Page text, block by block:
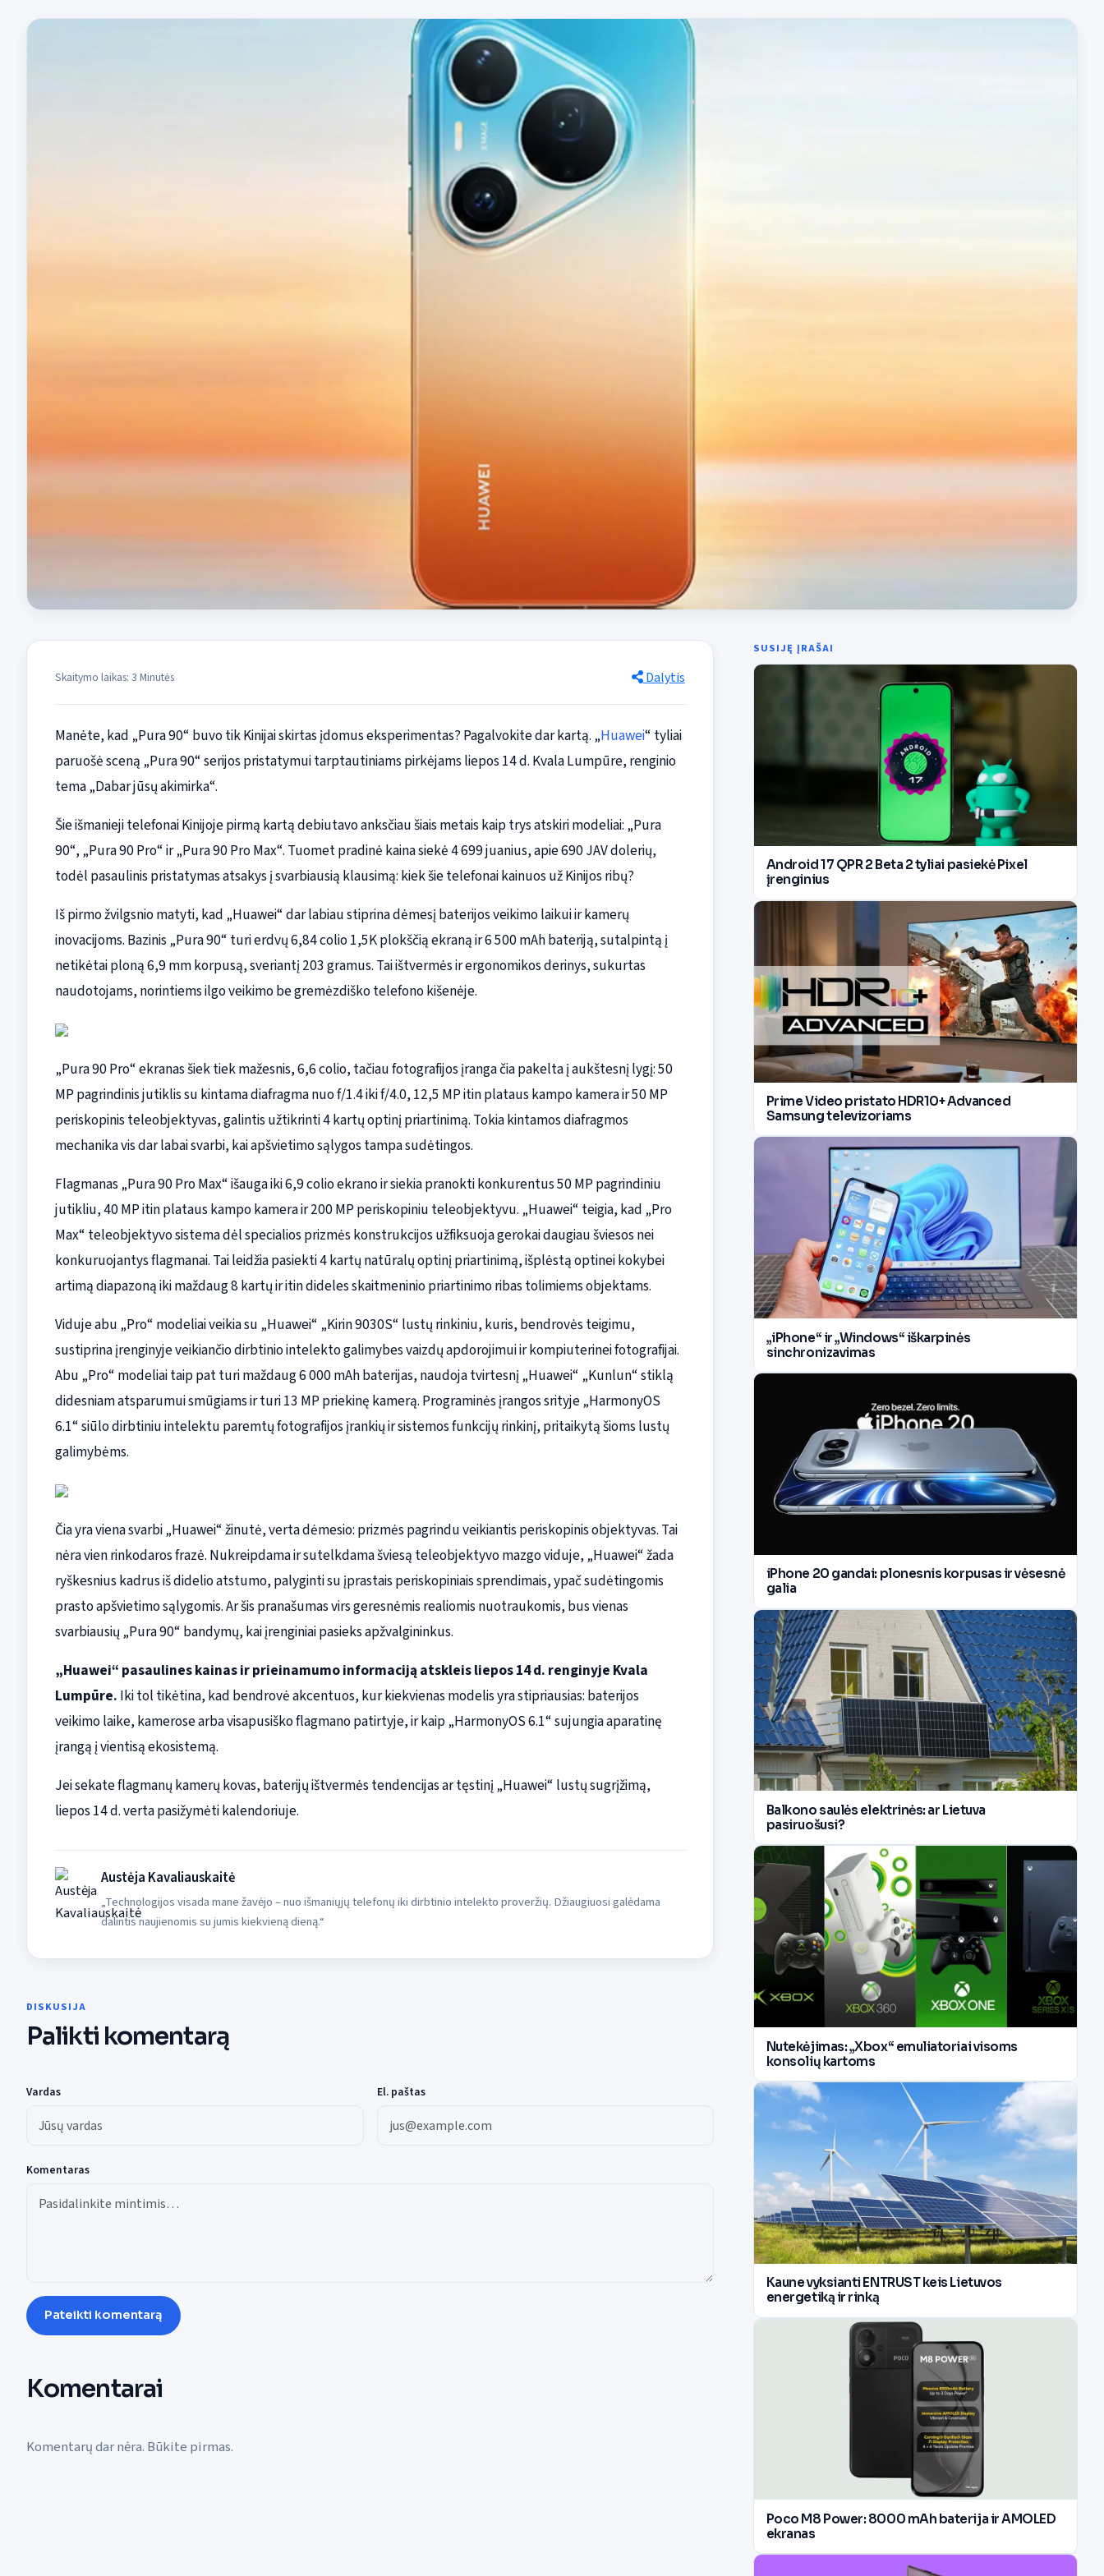
Skaitymo laikas: 3 Minutės Dalytis
Manėte, kad „Pura 90“ buvo tik Kinijai skirtas įdomus eksperimentas? Pagalvokite dar kartą. „Huawei“ tyliai
paruošė sceną „Pura 90“ serijos pristatymui tarptautiniams pirkėjams liepos 14 d. Kvala Lumpūre, renginio
tema „Dabar jūsų akimirka“.
Šie išmanieji telefonai Kinijoje pirmą kartą debiutavo anksčiau šiais metais kaip trys atskiri modeliai: „Pura
90“, „Pura 90 Pro“ ir „Pura 90 Pro Max“. Tuomet pradinė kaina siekė 4 699 juanius, apie 690 JAV dolerių,
todėl pasaulinis pristatymas atsakys į svarbiausią klausimą: kiek šie telefonai kainuos už Kinijos ribų?
Iš pirmo žvilgsnio matyti, kad „Huawei“ dar labiau stiprina dėmesį baterijos veikimo laikui ir kamerų
inovacijoms. Bazinis „Pura 90“ turi erdvų 6,84 colio 1,5K plokščią ekraną ir 6 500 mAh bateriją, sutalpintą į
netikėtai ploną 6,9 mm korpusą, sveriantį 203 gramus. Tai ištvermės ir ergonomikos derinys, sukurtas
naudotojams, norintiems ilgo veikimo be gremėzdiško telefono kišenėje.
„Pura 90 Pro“ ekranas šiek tiek mažesnis, 6,6 colio, tačiau fotografijos įranga čia pakelta į aukštesnį lygį: 50
MP pagrindinis jutiklis su kintama diafragma nuo f/1.4 iki f/4.0, 12,5 MP itin plataus kampo kamera ir 50 MP
periskopinis teleobjektyvas, galintis užtikrinti 4 kartų optinį priartinimą. Tokia kintamos diafragmos
mechanika vis dar labai svarbi, kai apšvietimo sąlygos tampa sudėtingos.
Flagmanas „Pura 90 Pro Max“ išauga iki 6,9 colio ekrano ir siekia pranokti konkurentus 50 MP pagrindiniu
jutikliu, 40 MP itin plataus kampo kamera ir 200 MP periskopiniu teleobjektyvu. „Huawei“ teigia, kad „Pro
Max“ teleobjektyvo sistema dėl specialios prizmės konstrukcijos užfiksuoja gerokai daugiau šviesos nei
konkuruojantys flagmanai. Tai leidžia pasiekti 4 kartų natūralų optinį priartinimą, išplėstą optinei kokybei
artimą diapazoną iki maždaug 8 kartų ir itin dideles skaitmeninio priartinimo ribas tolimiems objektams.
Viduje abu „Pro“ modeliai veikia su „Huawei“ „Kirin 9030S“ lustų rinkiniu, kuris, bendrovės teigimu,
sustiprina įrenginyje veikiančio dirbtinio intelekto galimybes vaizdų apdorojimui ir kompiuterinei fotografijai.
Abu „Pro“ modeliai taip pat turi maždaug 6 000 mAh baterijas, naudoja tvirtesnį „Huawei“ „Kunlun“ stiklą
didesniam atsparumui smūgiams ir turi 13 MP priekinę kamerą. Programinės įrangos srityje „HarmonyOS
6.1“ siūlo dirbtiniu intelektu paremtų fotografijos įrankių ir sistemos funkcijų rinkinį, pritaikytą šioms lustų
galimybėms.
Čia yra viena svarbi „Huawei“ žinutė, verta dėmesio: prizmės pagrindu veikiantis periskopinis objektyvas. Tai
nėra vien rinkodaros frazė. Nukreipdama ir sutelkdama šviesą teleobjektyvo mazgo viduje, „Huawei“ žada
ryškesnius kadrus iš didelio atstumo, palyginti su įprastais periskopiniais sprendimais, ypač sudėtingomis
prasto apšvietimo sąlygomis. Ar šis pranašumas virs geresnėmis realiomis nuotraukomis, bus vienas
svarbiausių „Pura 90“ bandymų, kai įrenginiai pasieks apžvalgininkus.
„Huawei“ pasaulines kainas ir prieinamumo informaciją atskleis liepos 14 d. renginyje Kvala
Lumpūre. Iki tol tikėtina, kad bendrovė akcentuos, kur kiekvienas modelis yra stipriausias: baterijos
veikimo laike, kamerose arba visapusiško flagmano patirtyje, ir kaip „HarmonyOS 6.1“ sujungia aparatinę
įrangą į vientisą ekosistemą.
Jei sekate flagmanų kamerų kovas, baterijų ištvermės tendencijas ar tęstinį „Huawei“ lustų sugrįžimą,
liepos 14 d. verta pasižymėti kalendoriuje.
Austėja Kavaliauskaitė
„Technologijos visada mane žavėjo – nuo išmaniųjų telefonų iki dirbtinio intelekto proveržių. Džiaugiuosi galėdama
dalintis naujienomis su jumis kiekvieną dieną.“
DISKUSIJA
Palikti komentarą
Vardas El. paštas
Komentaras
Pateikti komentarą
Komentarai
Komentarų dar nėra. Būkite pirmas.
SUSIJĘ ĮRAŠAI
Android 17 QPR 2 Beta 2 tyliai pasiekė Pixel
įrenginius
Prime Video pristato HDR10+ Advanced
Samsung televizoriams
„iPhone“ ir „Windows“ iškarpinės
sinchronizavimas
iPhone 20 gandai: plonesnis korpusas ir vėsesnė
galia
Balkono saulės elektrinės: ar Lietuva
pasiruošusi?
Nutekėjimas: „Xbox“ emuliatoriai visoms
konsolių kartoms
Kaune vyksianti ENTRUST keis Lietuvos
energetiką ir rinką
Poco M8 Power: 8000 mAh baterija ir AMOLED
ekranas